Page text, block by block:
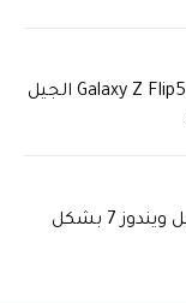
سامسونج Galaxy Z Fold5 و Galaxy Z Flip5 الجيل
المتطلبات الاساسية لتشغيل ويندوز 7 بشكل